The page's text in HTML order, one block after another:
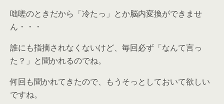
咄嗟のときだから「冷たっ」とか脳内変換ができませ
ん・・・
誰にも指摘されなくないけど、毎回必ず「なんて言っ
た？」と聞かれるのでね。
何回も聞かれてきたので、もうそっとしておいて欲しい
ですね。